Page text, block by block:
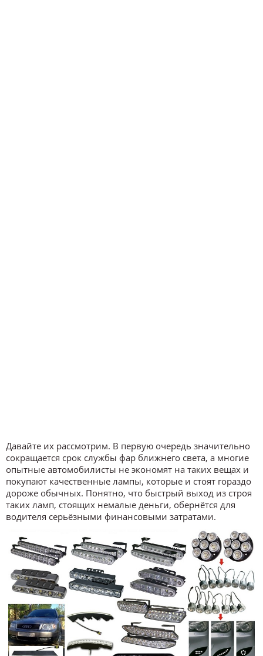
Давайте их рассмотрим. В первую очередь значительно
сокращается срок службы фар ближнего света, а многие
опытные автомобилисты не экономят на таких вещах и
покупают качественные лампы, которые и стоят гораздо
дороже обычных. Понятно, что быстрый выход из строя
таких ламп, стоящих немалые деньги, обернётся для
водителя серьёзными финансовыми затратами.